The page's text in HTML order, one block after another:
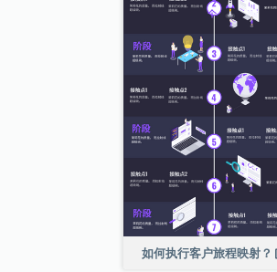
如何执行客户旅程映射？